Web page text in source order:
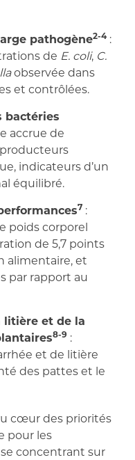
pathogène2-4:
de E. coli, C.
observée dans
et contrôlées.
bactéries
accrue de
indicateurs d’un
équilibré.
7 :
poids corporel
de 5,7 points
alimentaire, et
par rapport au
litière et de la
8-9 :
et de litière
des pattes et le
cœur des priorités
pour les
concentrant sur